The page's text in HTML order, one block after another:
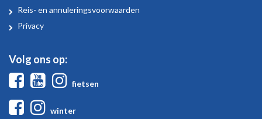
Sport
Reis- en annuleringsvoorwaarden
Privacy
Volg ons op:
FacebookYoutube
fietsen
Facebook
winter